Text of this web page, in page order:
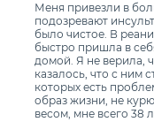
Меня привезли в
подозревают
было чистое. В
быстро пришла в
домой. Я не верила,
казалось, что с ним
которых есть
образ жизни, не
весом, мне всего 38